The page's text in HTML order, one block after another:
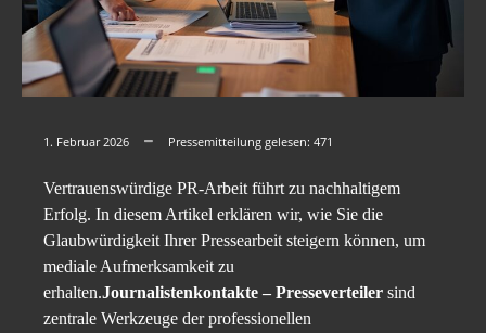
1. Februar 2026 Pressemitteilung gelesen: 471
Vertrauenswürdige PR-Arbeit führt zu nachhaltigem
Erfolg. In diesem Artikel erklären wir, wie Sie die
Glaubwürdigkeit Ihrer Pressearbeit steigern können, um
mediale Aufmerksamkeit zu
erhalten.Journalistenkontakte – Presseverteiler sind
zentrale Werkzeuge der professionellen